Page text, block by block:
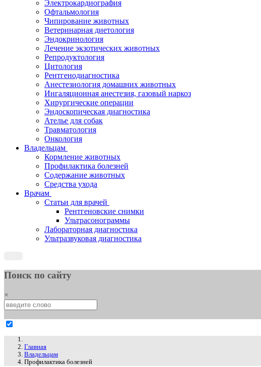
Электрокардиография
Офтальмология
Чипирование животных
Ветеринарная диетология
Эндокринология
Лечение экзотических животных
Репродуктология
Цитология
Рентгенодиагностика
Анестезиология домашних животных
Ингаляционная анестезия, газовый наркоз
Хирургические операции
Эндоскопическая диагностика
Ателье для собак
Травматология
Онкология
Владельцам
Кормление животных
Профилактика болезней
Содержание животных
Средства ухода
Врачам
Статьи для врачей
Рентгеновские снимки
Ультрасонограммы
Лабораторная диагностика
Ультразвуковая диагностика
Поиск по сайту
×
Главная
Владельцам
Профилактика болезней